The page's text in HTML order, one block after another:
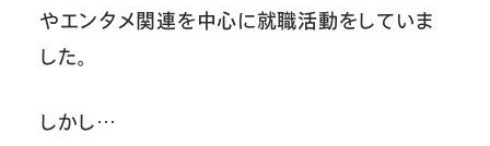
やエンタメ関連を中心に就職活動をしていま
した。
しかし…